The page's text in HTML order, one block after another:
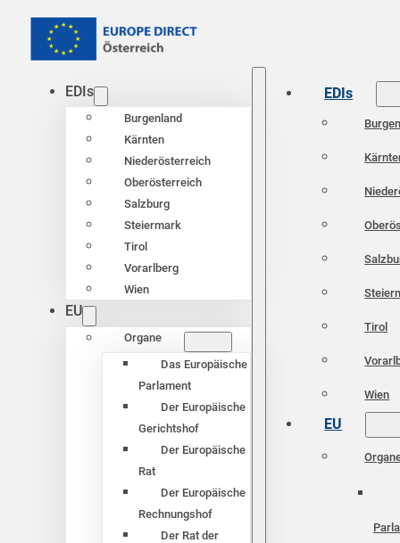
EDIs
Burgenland
Kärnten
Niederösterreich
Oberösterreich
Salzburg
Steiermark
Tirol
Vorarlberg
Wien
EU
Organe
Das Europäische
Parlament
Der Europäische
Gerichtshof
Der Europäische
Rat
Der Europäische
Rechnungshof
Der Rat der
EDIs
Tirol
Wien
EU